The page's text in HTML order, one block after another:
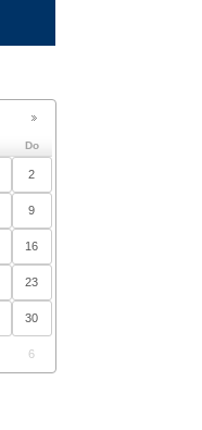
Do
2
9
16
23
30
6